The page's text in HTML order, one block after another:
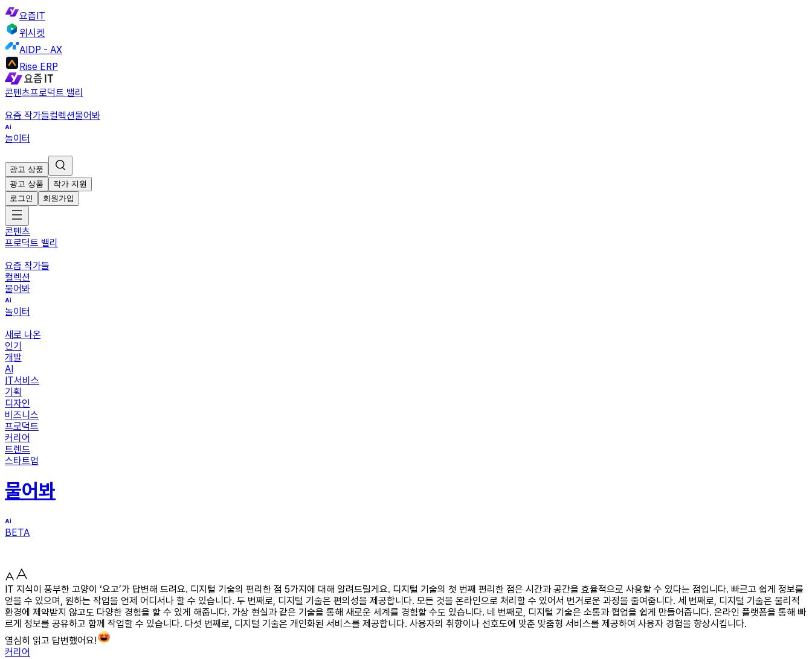
요즘IT
위시켓
AIDP - AX
Rise ERP
콘텐츠프로덕트 밸리
요즘 작가들컬렉션물어봐
놀이터
광고 상품
광고 상품
작가 지원
로그인
회원가입
콘텐츠
프로덕트 밸리
요즘 작가들
컬렉션
물어봐
놀이터
새로 나온
인기
개발
AI
IT서비스
기획
디자인
비즈니스
프로덕트
커리어
트렌드
스타트업
물어봐
BETA
IT 지식이 풍부한 고양이 ‘요고’가 답변해 드려요. 디지털 기술의 편리한 점 5가지에 대해 알려드릴게요. 디지털 기술의 첫 번째 편리한 점은 시간과 공간을 효율적으로 사용할 수 있다는 점입니다. 빠르고 쉽게 정보를
얻을 수 있으며, 원하는 작업을 언제 어디서나 할 수 있습니다. 두 번째로, 디지털 기술은 편의성을 제공합니다. 모든 것을 온라인으로 처리할 수 있어서 번거로운 과정을 줄여줍니다. 세 번째로, 디지털 기술은 물리적
환경에 제약받지 않고도 다양한 경험을 할 수 있게 해줍니다. 가상 현실과 같은 기술을 통해 새로운 세계를 경험할 수도 있습니다. 네 번째로, 디지털 기술은 소통과 협업을 쉽게 만들어줍니다. 온라인 플랫폼을 통해 빠
르게 정보를 공유하고 함께 작업할 수 있습니다. 다섯 번째로, 디지털 기술은 개인화된 서비스를 제공합니다. 사용자의 취향이나 선호도에 맞춘 맞춤형 서비스를 제공하여 사용자 경험을 향상시킵니다.
열심히 읽고 답변했어요!
커리어